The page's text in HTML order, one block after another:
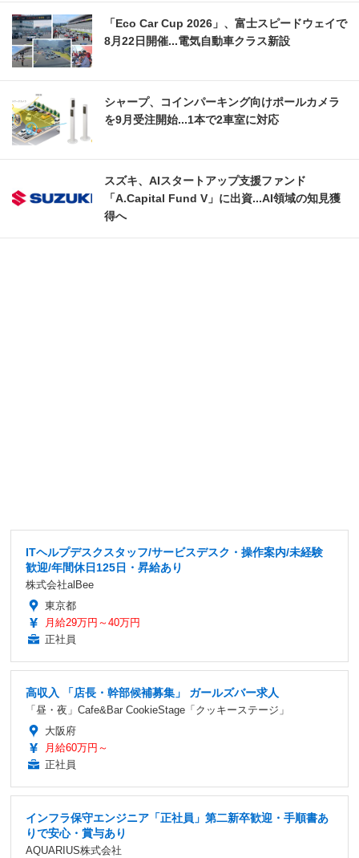
「Eco Car Cup 2026」、富士スピードウェイで
8月22日開催...電気自動車クラス新設
シャープ、コインパーキング向けポールカメラ
を9月受注開始...1本で2車室に対応
スズキ、AIスタートアップ支援ファンド
「A.Capital Fund V」に出資...AI領域の知見獲
得へ
ITヘルプデスクスタッフ/サービスデスク・操作案内/未経験
歓迎/年間休日125日・昇給あり
株式会社alBee
東京都
月給29万円～40万円
正社員
高収入 「店長・幹部候補募集」 ガールズバー求人
「昼・夜」Cafe&Bar CookieStage「クッキーステージ」
大阪府
月給60万円～
正社員
インフラ保守エンジニア「正社員」第二新卒歓迎・手順書あ
りで安心・賞与あり
AQUARIUS株式会社